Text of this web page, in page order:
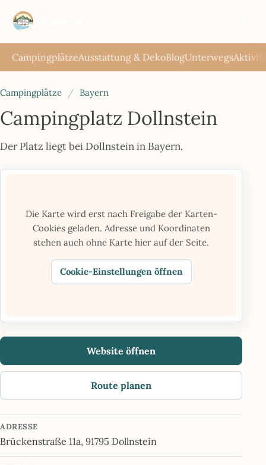
CampingplätzeAusstattung & DekoBlogUnterwegs
Campingplätze / Bayern
Campingplatz Dollnstein
Der Platz liegt bei Dollnstein in Bayern.
Die Karte wird erst nach Freigabe der Karten-
Cookies geladen. Adresse und Koordinaten
stehen auch ohne Karte hier auf der Seite.
Cookie-Einstellungen öffnen
Website öffnen
Route planen
ADRESSE
Brückenstraße 11a, 91795 Dollnstein